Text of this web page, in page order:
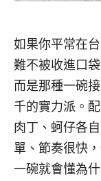
如果你平常在
難不被收進口
而是那種一碗
千的實力派。
肉丁、蚵仔各
單、節奏很快
一碗就會懂為